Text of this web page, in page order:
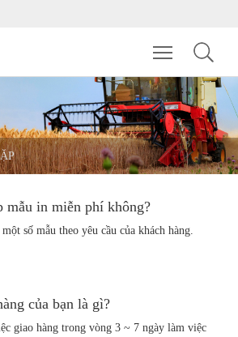
Toggle
mẫu in miễn phí không?
số mẫu theo yêu cầu của khách hàng.
của bạn là gì?
giao hàng trong vòng 3 ~ 7 ngày làm việc